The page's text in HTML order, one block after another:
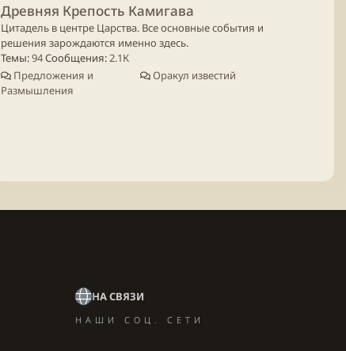
Древняя Крепость Камигава
Цитадель в центре Царства. Все основные события и
решения зарождаются именно здесь.
Темы 94Сообщения 2.1К
Предложения и
Размышления
Оракул известий
НА СВЯЗИ
НАШИ СОЦ. СЕТИ